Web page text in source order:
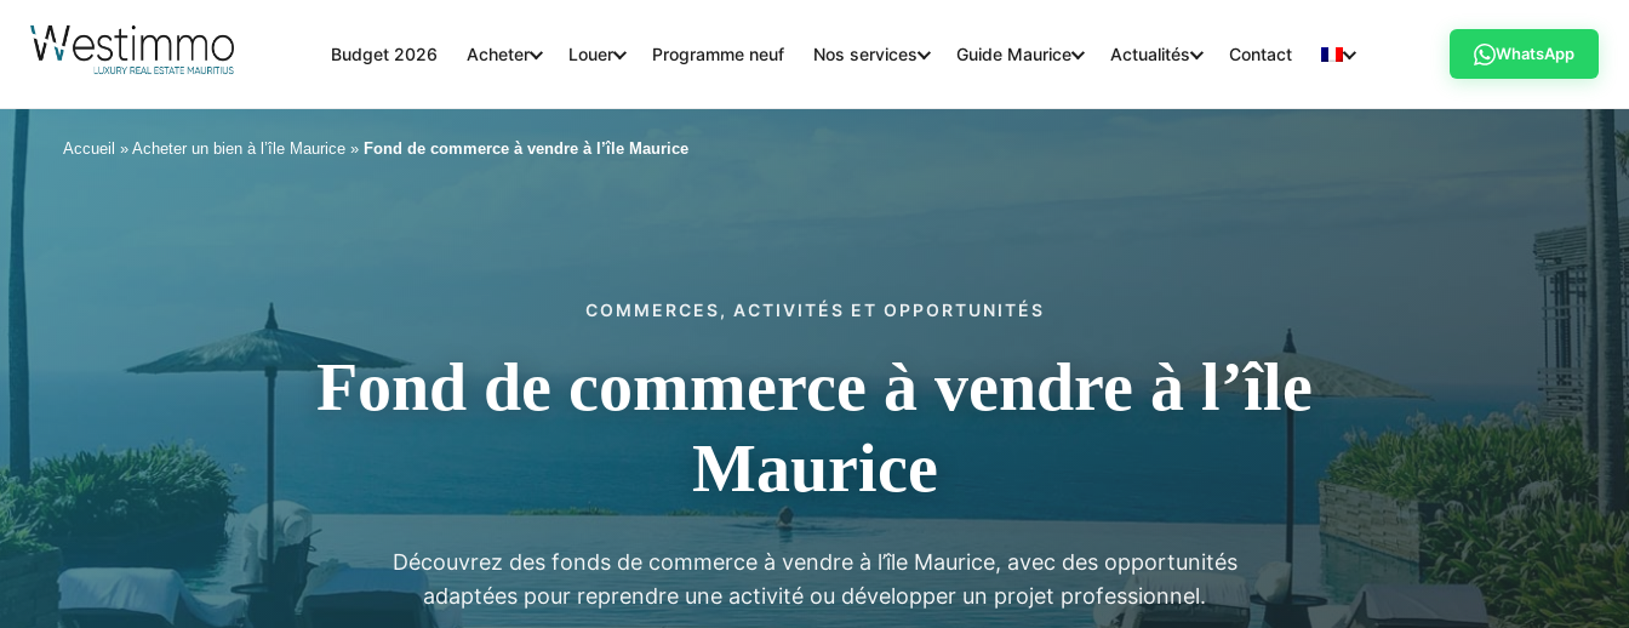
Budget 2026 Acheter Louer Programme neuf Nos services Guide Maurice Actualités Contact WhatsApp
Accueil » Acheter un bien à l’île Maurice » Fond de commerce à vendre à l’île Maurice
COMMERCES, ACTIVITÉS ET OPPORTUNITÉS
Fond de commerce à vendre à l’île
Maurice
Découvrez des fonds de commerce à vendre à l’île Maurice, avec des opportunités
adaptées pour reprendre une activité ou développer un projet professionnel.